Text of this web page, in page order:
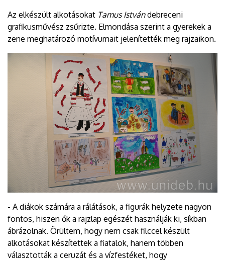
Az elkészült alkotásokat Tamus Istvándebreceni
grafikusművész zsűrizte. Elmondása szerint a gyerekek a
zene meghatározó motívumait jelenítették meg rajzaikon.
- A diákok számára a rálátások, a figurák helyzete nagyon
fontos, hiszen ők a rajzlap egészét használják ki, síkban
ábrázolnak. Örültem, hogy nem csak filccel készült
alkotásokat készítettek a fiatalok, hanem többen
választották a ceruzát és a vízfestéket, hogy